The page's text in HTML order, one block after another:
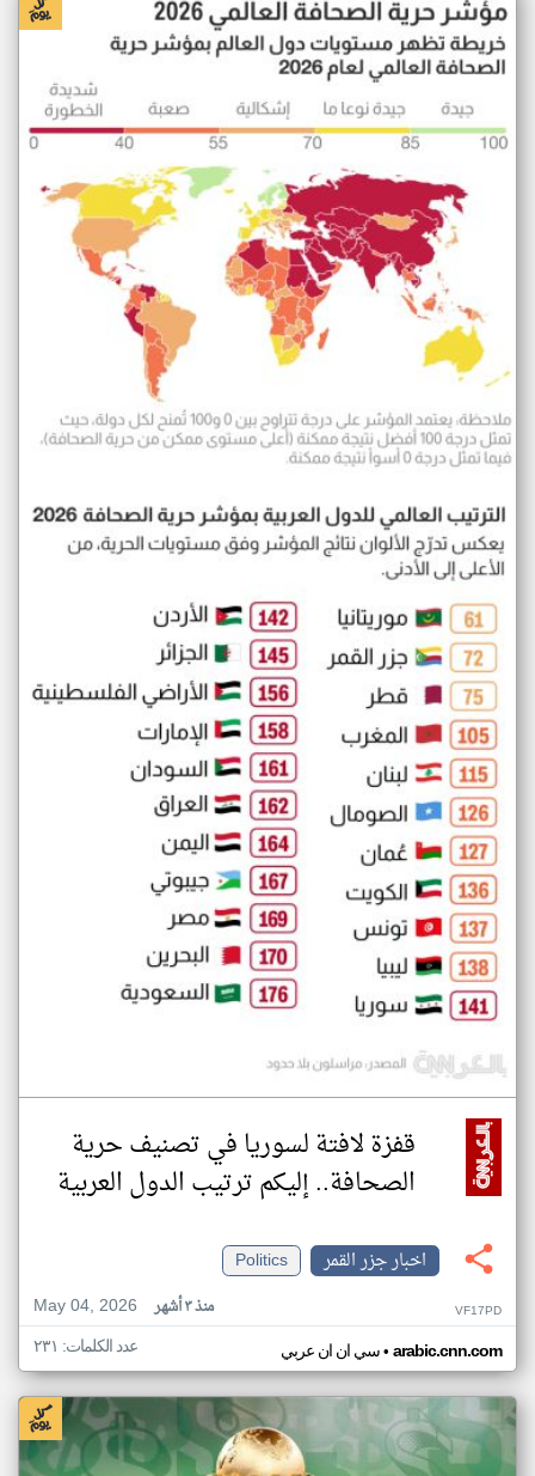
قفزة لافتة لسوريا في تصنيف حرية
الصحافة.. إليكم ترتيب الدول العربية
اخبار جزر القمر
Politics
May 04, 2026
منذ ٣ أشهر VF17PD
سي ان ان عربي• arabic.cnn.com عدد الكلمات: ٢٣١